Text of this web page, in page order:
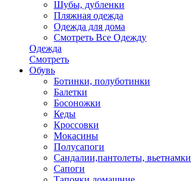
Шубы, дубленки
Пляжная одежда
Одежда для дома
Смотреть Все Одежду
Одежда
Смотреть
Обувь
Ботинки, полуботинки
Балетки
Босоножки
Кеды
Кроссовки
Мокасины
Полусапоги
Сандалии,пантолеты, вьетнамки
Сапоги